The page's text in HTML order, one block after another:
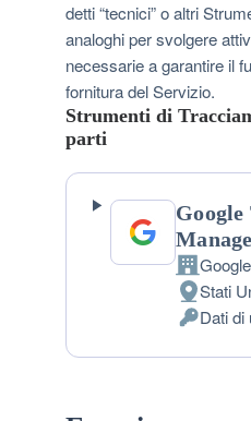
detti “tecnici” o altri
analoghi per svolgere
necessarie a garantire il
fornitura del Servizio.
Strumenti di
parti
Google
Azienda:
Luogo
del
Stati
Dati
Personali
Dati di